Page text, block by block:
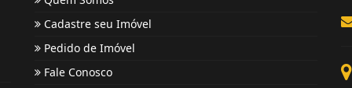
Cadastre seu Imóvel
Pedido de Imóvel
Fale Conosco